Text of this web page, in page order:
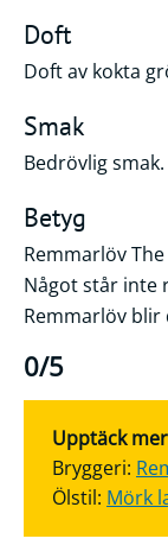
Doft
Doft av kokta
Smak
Bedrövlig
Betyg
Remmarlöv
Något står inte
Remmarlöv
0/5
Upptäck
Bryggeri:
Ölstil: Mörk